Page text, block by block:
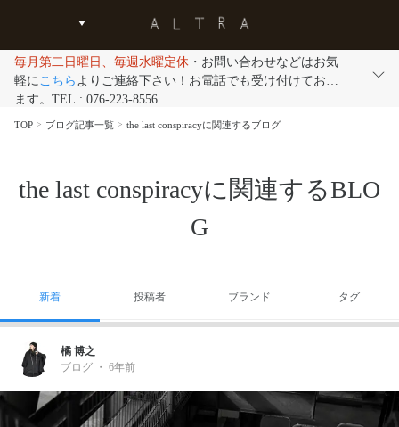
毎月第二日曜日、毎週水曜定休 ・お問い合わせなどはお気
軽にこちら よりご連絡下さい！お電話でも受け付けており
ます。TEL : 076-223-8556
TOP ブログ記事一覧 the last conspiracyに関連するブログ
the last conspiracyに関連するBLO
G
新着 投稿者 ブランド タグ
橘 博之
ブログ ・ 6年前